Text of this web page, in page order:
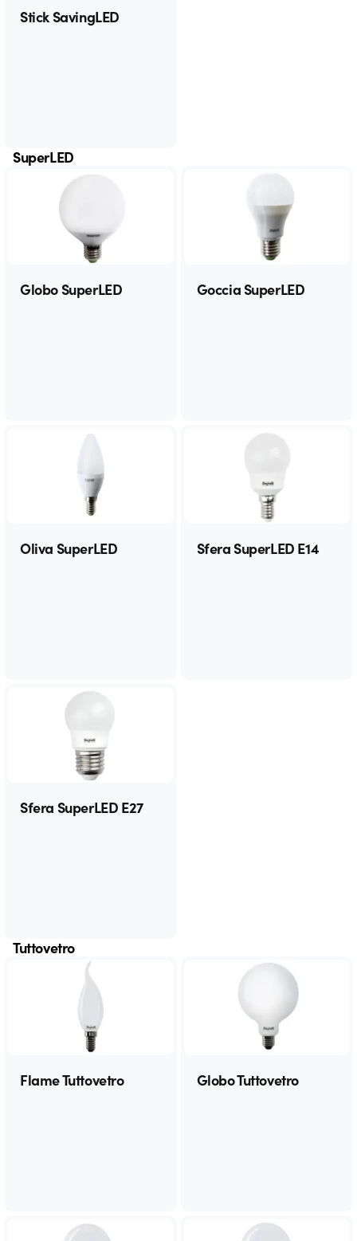
Stick SavingLED
SuperLED
Globo SuperLED Goccia SuperLED
Oliva SuperLED Sfera SuperLED E14
Sfera SuperLED E27
Tuttovetro
Flame Tuttovetro Globo Tuttovetro